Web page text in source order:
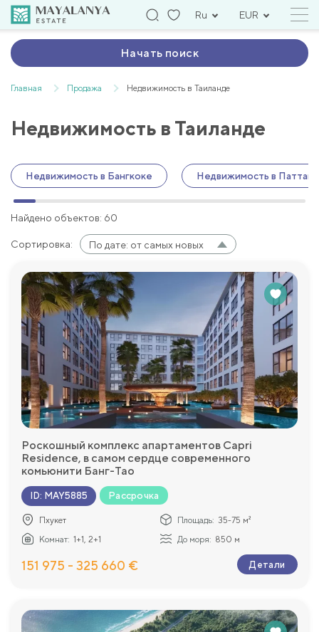
Ru EUR
Начать поиск
Главная Продажа Недвижимость в Таиланде
Недвижимость в Таиланде
Недвижимость в Бангкоке Недвижимость в Паттайя
Найдено объектов: 60
Сортировка: По дате: от самых новых
Роскошный комплекс апартаментов Capri
Residence, в самом сердце современного
комьюнити Банг-Тао
ID: MAY5885 Рассрочка
Пхукет Площадь: 35-75 м²
Комнат: 1+1, 2+1 До моря: 850 м
151 975 - 325 660 € Детали